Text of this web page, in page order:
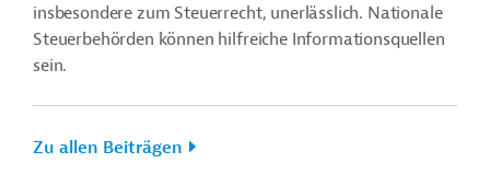
insbesondere zum Steuerrecht, unerlässlich. Nationale
Steuerbehörden können hilfreiche Informationsquellen
sein.
Zu allen Beiträgen